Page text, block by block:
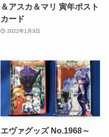
＆アスカ＆マリ 寅年ポスト
カード
2022年1月3日
エヴァグッズ No.1968～